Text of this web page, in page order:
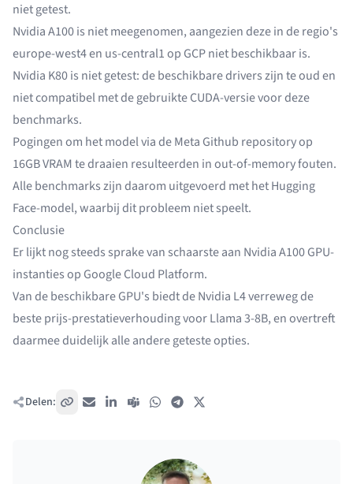
niet getest.
Nvidia A100 is niet meegenomen, aangezien deze in de regio's
europe-west4 en us-central1 op GCP niet beschikbaar is.
Nvidia K80 is niet getest: de beschikbare drivers zijn te oud en
niet compatibel met de gebruikte CUDA-versie voor deze
benchmarks.
Pogingen om het model via deMeta Github repositoryop
16GB VRAM te draaien resulteerden in out-of-memory fouten.
Alle benchmarks zijn daarom uitgevoerd met hetHugging
Face-model, waarbij dit probleem niet speelt.
Conclusie
Er lijkt nog steeds sprake van schaarste aan Nvidia A100 GPU-
instanties op Google Cloud Platform.
Van de beschikbare GPU's biedt de Nvidia L4 verreweg de
beste prijs-prestatieverhouding voor Llama 3-8B, en overtreft
daarmee duidelijk alle andere geteste opties.
Delen: Kopieer link
E-mail LinkedIn
Teams WhatsAppTelegram